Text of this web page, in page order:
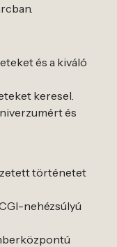
és a kiváló
keresel.
és
történetet
nehézsúlyú